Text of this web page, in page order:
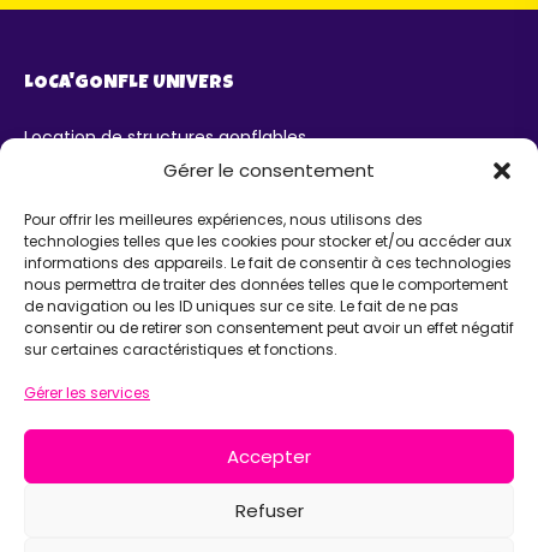
Gérer le consentement
Pour offrir les meilleures expériences, nous utilisons des
technologies telles que les cookies pour stocker et/ou accéder aux
informations des appareils. Le fait de consentir à ces technologies
nous permettra de traiter des données telles que le comportement
de navigation ou les ID uniques sur ce site. Le fait de ne pas
consentir ou de retirer son consentement peut avoir un effet négatif
sur certaines caractéristiques et fonctions.
Gérer les services
Accepter
Refuser
LOCA'GONFLE UNIVERS
Location de structures gonflables
Parc Loca'Gonfle XXL Colmar
Karting ludo-éducatif
AIDE
Chatbot IA Maurice
Infos pratiques
INFORMATIONS
Loca'Gonfle Eurl Z.A RODOLPHE, 68840 PULVERSHEIM